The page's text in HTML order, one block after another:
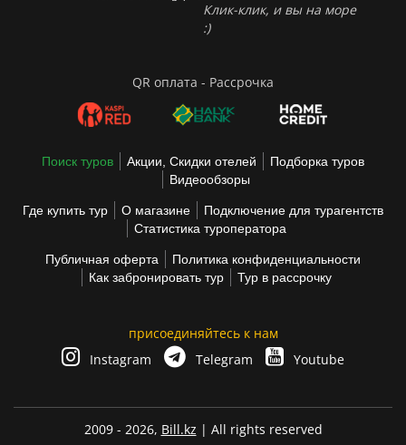
Клик-клик, и вы на море
:)
QR оплата - Рассрочка
Поиск туров Акции, Скидки отелей
Подборка туров
Видеообзоры
Где купить тур О магазине
Подключение для турагентств
Статистика туроператора
Публичная оферта
Политика конфиденциальности
Как забронировать тур
Тур в рассрочку
присоединяйтесь к нам
Instagram
Telegram Youtube
2009 - 2026, Bill.kz | All rights reserved